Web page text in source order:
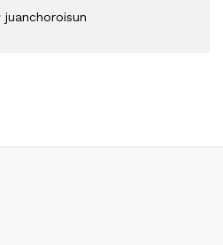
juanchoroisun